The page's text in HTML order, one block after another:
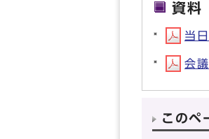
資料
当
会
このペ